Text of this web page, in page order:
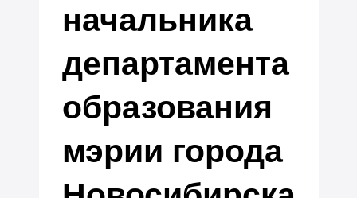
начальника
департамента
образования
мэрии города